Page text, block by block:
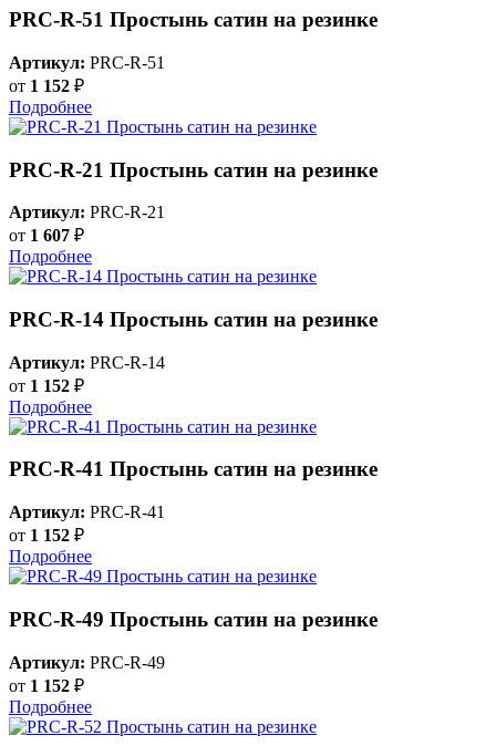
PRC-R-51 Простынь сатин на резинке
Артикул: PRC-R-51
от 1 152 ₽
Подробнее
PRC-R-21 Простынь сатин на резинке
Артикул: PRC-R-21
от 1 607 ₽
Подробнее
PRC-R-14 Простынь сатин на резинке
Артикул: PRC-R-14
от 1 152 ₽
Подробнее
PRC-R-41 Простынь сатин на резинке
Артикул: PRC-R-41
от 1 152 ₽
Подробнее
PRC-R-49 Простынь сатин на резинке
Артикул: PRC-R-49
от 1 152 ₽
Подробнее